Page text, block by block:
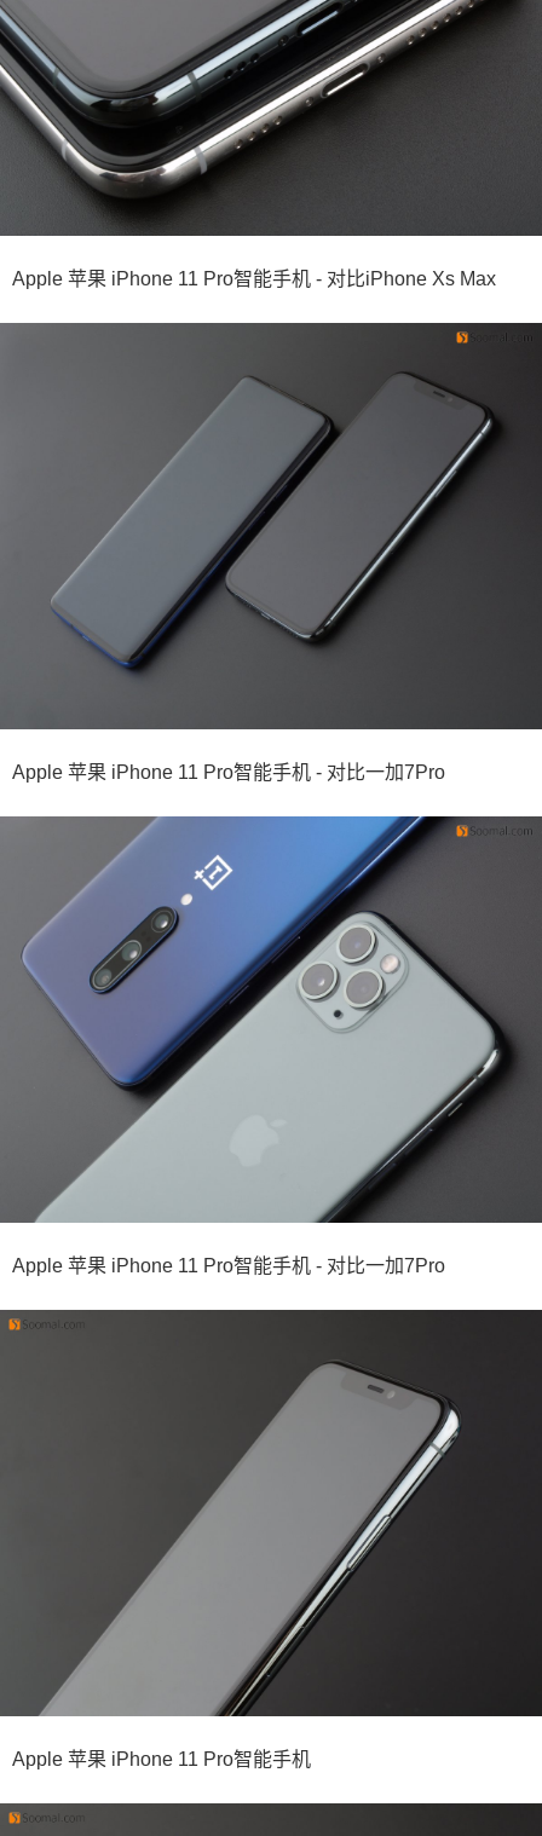
Apple 苹果 iPhone 11 Pro智能手机 - 对比iPhone Xs Max
Apple 苹果 iPhone 11 Pro智能手机 - 对比一加7Pro
Apple 苹果 iPhone 11 Pro智能手机 - 对比一加7Pro
Apple 苹果 iPhone 11 Pro智能手机